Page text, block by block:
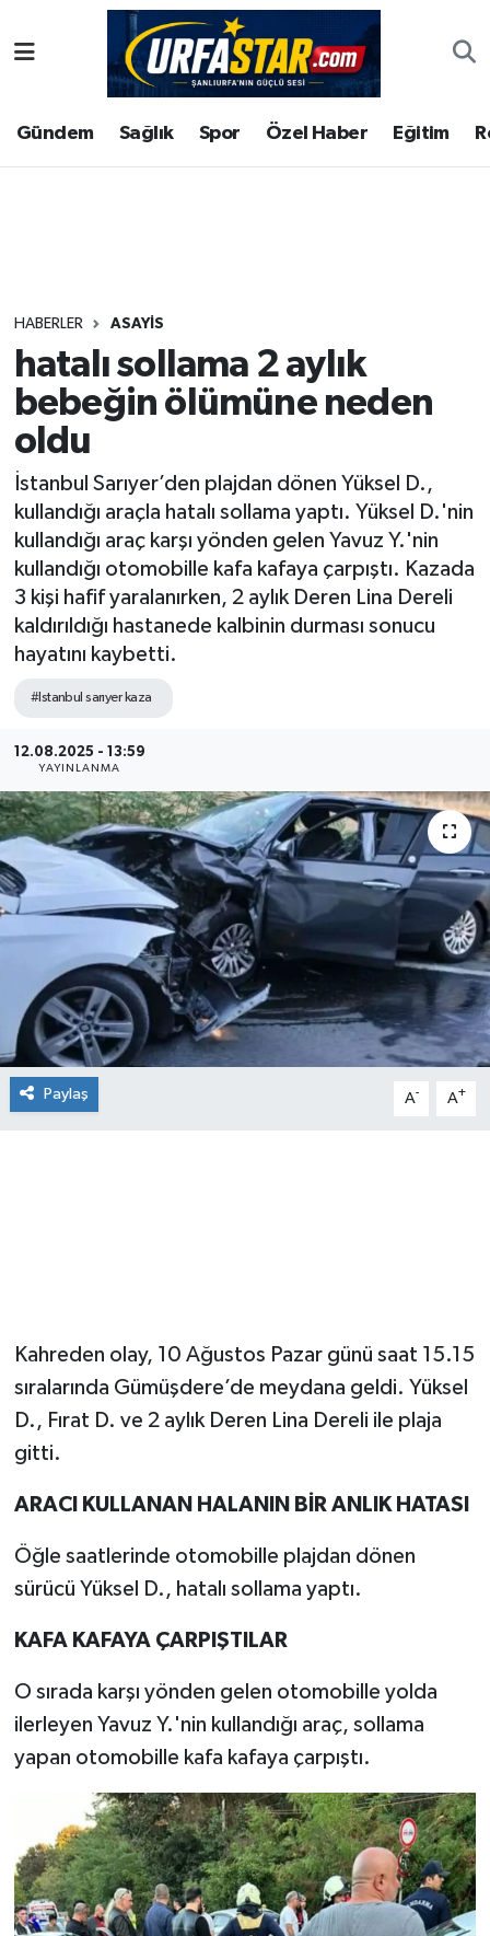
Gündem Sağlık Spor Özel Haber Eğitim
HABERLER ASAYİS
hatalı sollama 2 aylık
bebeğin ölümüne neden
oldu
İstanbul Sarıyer’den plajdan dönen Yüksel D.,
kullandığı araçla hatalı sollama yaptı. Yüksel D.'nin
kullandığı araç karşı yönden gelen Yavuz Y.'nin
kullandığı otomobille kafa kafaya çarpıştı. Kazada
3 kişi hafif yaralanırken, 2 aylık Deren Lina Dereli
kaldırıldığı hastanede kalbinin durması sonucu
hayatını kaybetti.
#Istanbul sarıyer kaza
12.08.2025 - 13:59
YAYINLANMA
Paylaş A- A+
Kahreden olay, 10 Ağustos Pazar günü saat 15.15
sıralarında Gümüşdere’de meydana geldi. Yüksel
D., Fırat D. ve 2 aylık Deren Lina Dereli ile plaja
gitti.
ARACI KULLANAN HALANIN BİR ANLIK HATASI
Öğle saatlerinde otomobille plajdan dönen
sürücü Yüksel D., hatalı sollama yaptı.
KAFA KAFAYA ÇARPIŞTILAR
O sırada karşı yönden gelen otomobille yolda
ilerleyen Yavuz Y.'nin kullandığı araç, sollama
yapan otomobille kafa kafaya çarpıştı.
ASAYİS
ÇEVRE
Gündem
Kültür
Magazin
Şanlıurfa Nöbetçi Eczaneler
Şanlıurfa Hava Durumu
Tüm Manşetler
Son Dakika Haberleri
Haber Arşivi